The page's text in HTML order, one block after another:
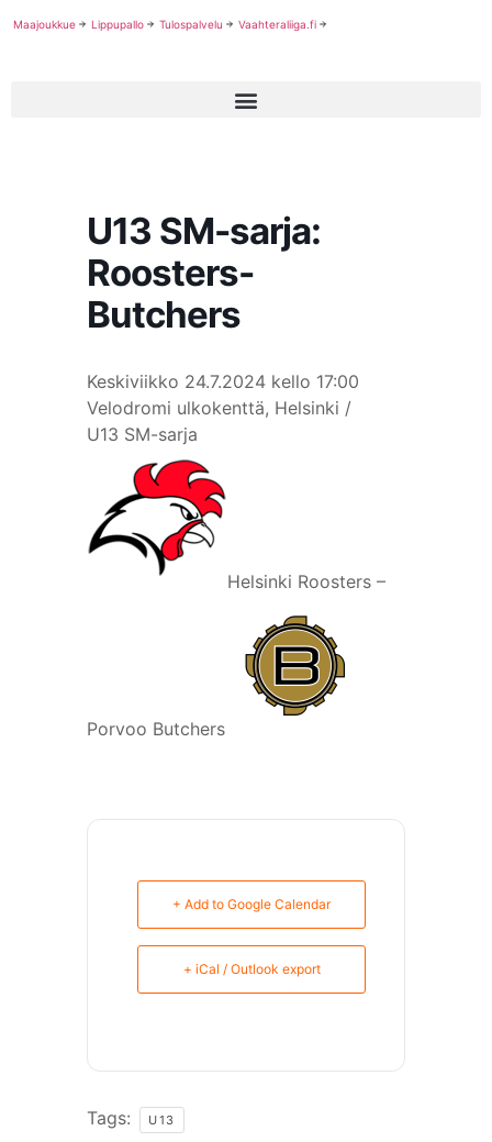
Maajoukkue Lippupallo Tulospalvelu Vaahteraliiga.fi
U13 SM-sarja:
Roosters-
Butchers
Keskiviikko 24.7.2024 kello 17:00
Velodromi ulkokenttä, Helsinki /
U13 SM-sarja
Helsinki Roosters –
Porvoo Butchers
+ Add to Google Calendar
+ iCal / Outlook export
Tags: U13